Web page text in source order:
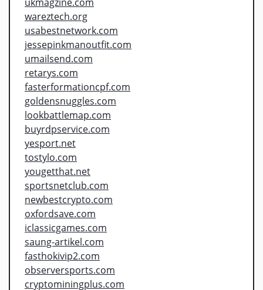
wareztech.org
usabestnetwork.com
jessepinkmanoutfit.com
umailsend.com
retarys.com
fasterformationcpf.com
goldensnuggles.com
lookbattlemap.com
buyrdpservice.com
yesport.net
tostylo.com
yougetthat.net
sportsnetclub.com
newbestcrypto.com
oxfordsave.com
iclassicgames.com
saung-artikel.com
fasthokivip2.com
observersports.com
cryptominingplus.com